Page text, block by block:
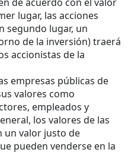
lugar, las acciones
segundo lugar, un
de la inversión) traerá
accionistas de la
empresas públicas de
valores como
empleados y
los valores de las
un valor justo de
pueden venderse en la